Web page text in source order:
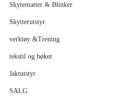
Skytematter & Blinker
Skytterutstyr
verktøy &Trening
tekstil og bøker
Jaktutstyr
SALG